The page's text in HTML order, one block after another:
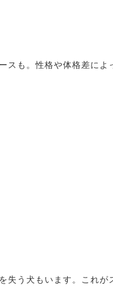
スも。性格や体格差によ
失う犬もいます。これが